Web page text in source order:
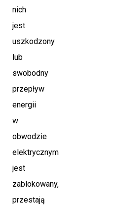
nich
jest
uszkodzony
lub
swobodny
przepływ
energii
w
obwodzie
elektrycznym
jest
zablokowany,
przestają